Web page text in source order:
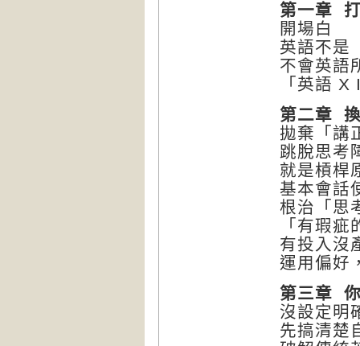
第一章
開場白
英語不是
不會英語
「英語
第二章
拋棄「講
跳脫思考
就是槓桿
基本會話
根治「思
「有瑕
有投入沒
運用偏好
第三章
沒設定明
先搞清楚